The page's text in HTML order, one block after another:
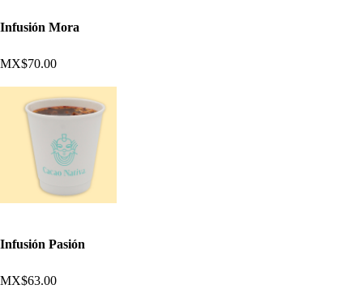
Infusión Mora
MX$70.00
Infusión Pasión
MX$63.00